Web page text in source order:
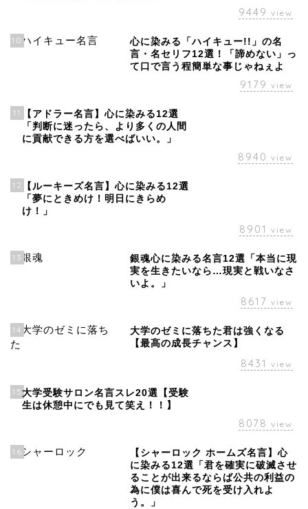
9449 view
10
心に染みる「ハイキュー!!」の名
言・名セリフ12選！「諦めない」っ
て口で言う程簡単な事じゃねぇよ
9179 view
11
【アドラー名言】心に染みる12選
「判断に迷ったら、より多くの人間
に貢献できる方を選べばいい。」
8940 view
12
【ルーキーズ名言】心に染みる12選
「夢にときめけ！明日にきらめ
け！」
8901 view
13
銀魂心に染みる名言12選「本当に現
実を生きたいなら…現実と戦いなさ
いよ。」
8617 view
14
大学のゼミに落ちた君は強くなる
【最高の成長チャンス】
8431 view
15 大学受験サロン名言スレ20選【受験
生は休憩中にでも見て笑え！！】
8078 view
16
【シャーロック ホームズ名言】心
に染みる12選「君を確実に破滅させ
ることが出来るならば公共の利益の
為に僕は喜んで死を受け入れよ
う。」